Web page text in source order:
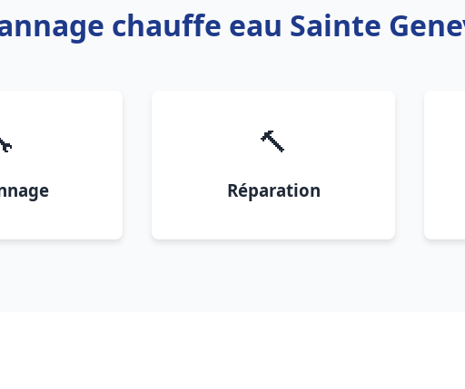
chauffe eau Sainte
🔨
Réparation